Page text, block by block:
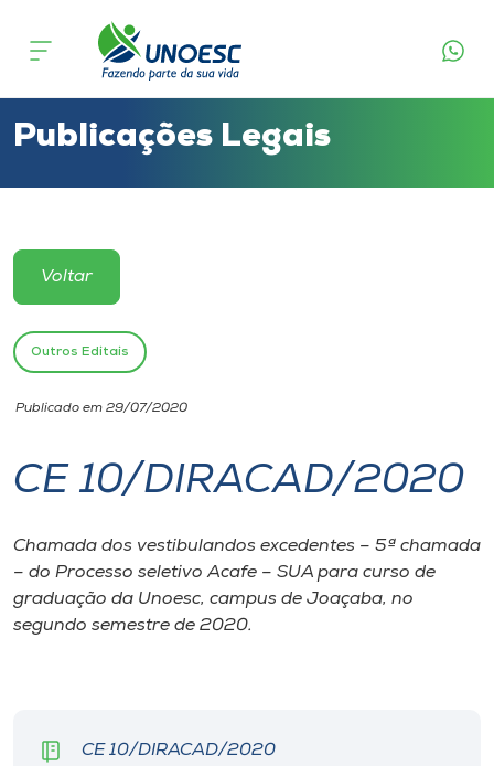
Cursos
Atendimento ao Estudante
Portal de Ensino
Unoesc
Internacionalização
I.nova
Diplomados
CPA
Publicações Legais
Voltar
Outros Editais
Publicado em 29/07/2020
CE 10/DIRACAD/2020
Chamada dos vestibulandos excedentes – 5ª chamada
– do Processo seletivo Acafe – SUA para curso de
graduação da Unoesc, campus de Joaçaba, no
segundo semestre de 2020.
CE 10/DIRACAD/2020